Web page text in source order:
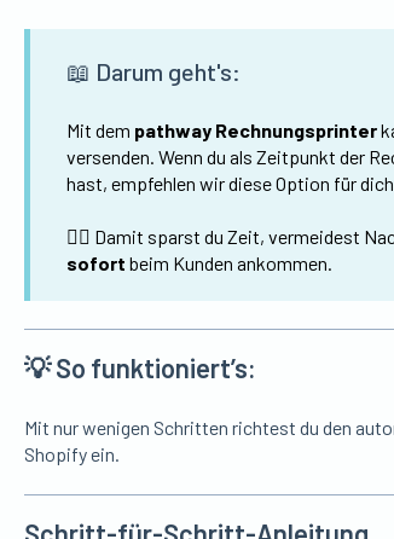
📖 Darum geht's:
Mit dem pathway Rechnungsprinter
versenden. Wenn du als Zeitpunkt der
hast, empfehlen wir diese Option für
👉🏼 Damit sparst du Zeit, vermeidest
sofort beim Kunden ankommen.
💡 So funktioniert’s:
Mit nur wenigen Schritten richtest du den
Shopify ein.